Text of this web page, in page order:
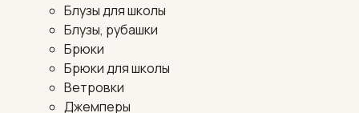
Блузы для школы
Блузы, рубашки
Брюки
Брюки для школы
Ветровки
Джемперы